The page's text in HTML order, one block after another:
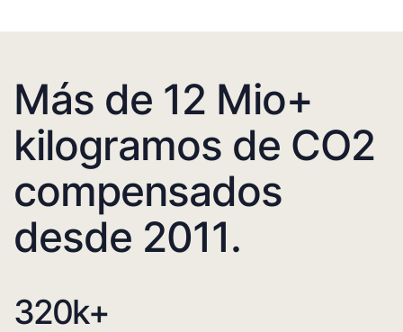
Más de 12 Mio+
kilogramos de CO2
compensados
desde 2011.
320k+